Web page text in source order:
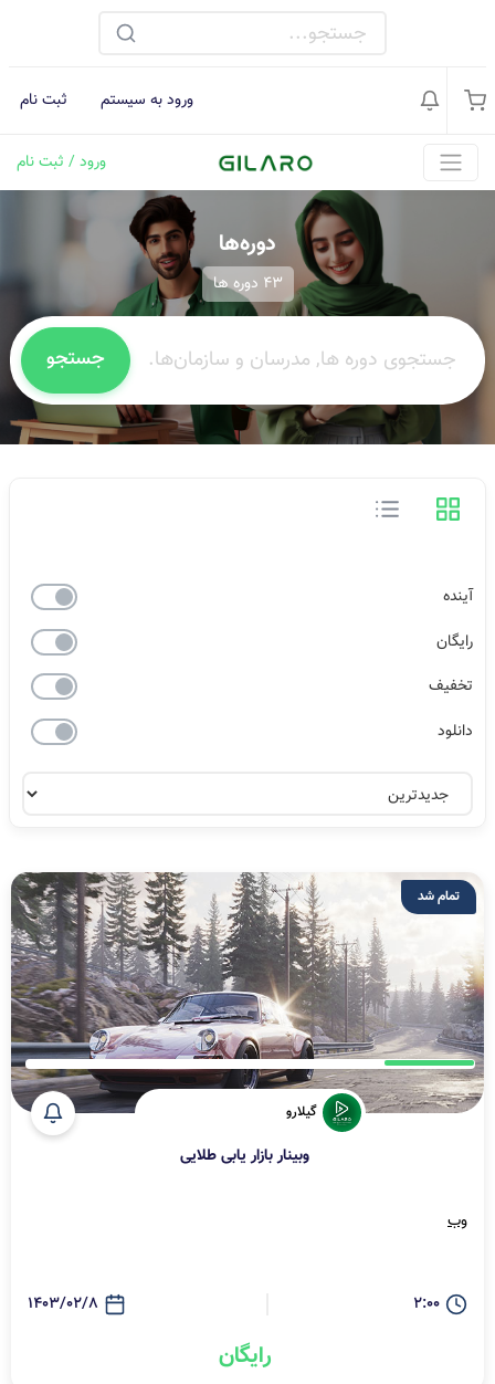
ورود به سیستم ثبت نام
ورود / ثبت نام
دوره‌ها
43 دوره ها
جستجو
آینده
رایگان
تخفیف
دانلود
تمام شد
گیلارو
وبینار بازار یابی طلایی
وب
2:00
1403/02/8
رایگان